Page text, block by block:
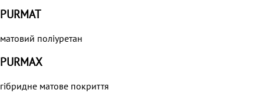
PURMAT
матовий поліуретан
PURMAХ
гібридне матове покриття